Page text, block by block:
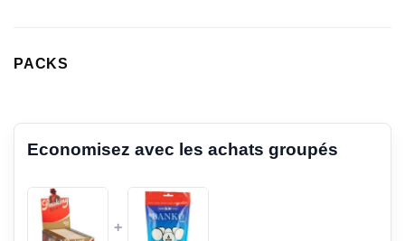
PACKS
Economisez avec les achats groupés
+